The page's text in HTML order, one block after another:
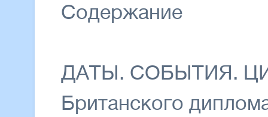
Содержание
ДАТЫ. СОБЫТИЯ.
Британского